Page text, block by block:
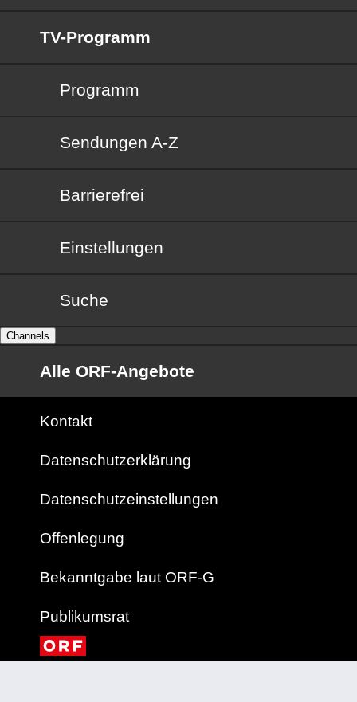
TV-Programm
Programm
Sendungen von A bis Z
Sendungen A-Z
Barrierefrei
Barrierefrei
Einstellungen
Suche
Channels
Alle ORF-Angebote
Kontakt
Datenschutzerklärung
Datenschutzeinstellungen
Offenlegung
Bekanntgabe laut ORF-G
Publikumsrat